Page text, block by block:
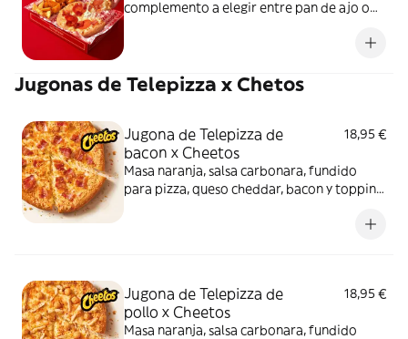
complemento a elegir entre pan de ajo o
Jugonas de Telepizza x Chetos
Jugona de Telepizza de
bacon x Cheetos
18,95 €
Masa naranja, salsa carbonara, fundido
para pizza, queso cheddar, bacon y topping
Jugona de Telepizza de
pollo x Cheetos
18,95 €
Masa naranja, salsa carbonara, fundido